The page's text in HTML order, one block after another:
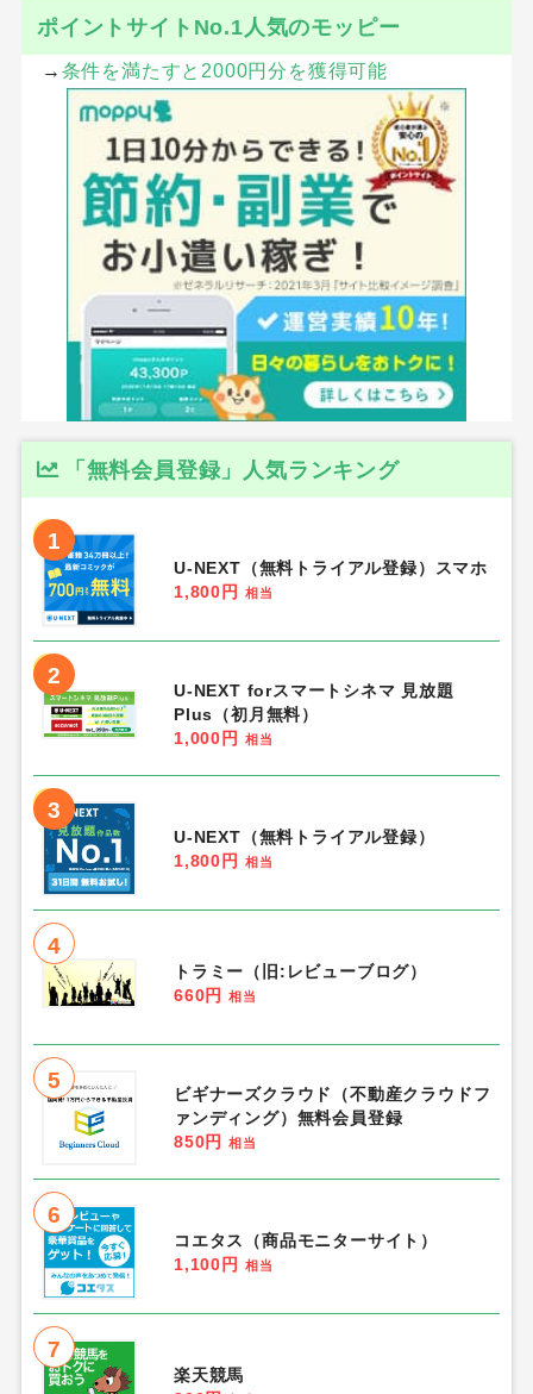
ポイントサイトNo.1人気のモッピー
→ 条件を満たすと2000円分を獲得可能
「無料会員登録」人気ランキング
1
U-NEXT（無料トライアル登録）スマホ
1,800円
相当
2
U-NEXT forスマートシネマ 見放題
Plus（初月無料）
1,000円
相当
3
U-NEXT（無料トライアル登録）
1,800円
相当
4
トラミー（旧:レビューブログ）
660円
相当
5
ビギナーズクラウド（不動産クラウドフ
ァンディング）無料会員登録
850円
相当
6
コエタス（商品モニターサイト）
1,100円
相当
7
楽天競馬